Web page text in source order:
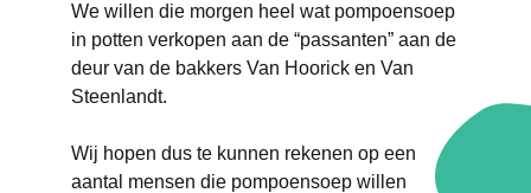
We willen die morgen heel wat pompoensoep
in potten verkopen aan de “passanten” aan de
deur van de bakkers Van Hoorick en Van
Steenlandt.
Wij hopen dus te kunnen rekenen op een
aantal mensen die pompoensoep willen